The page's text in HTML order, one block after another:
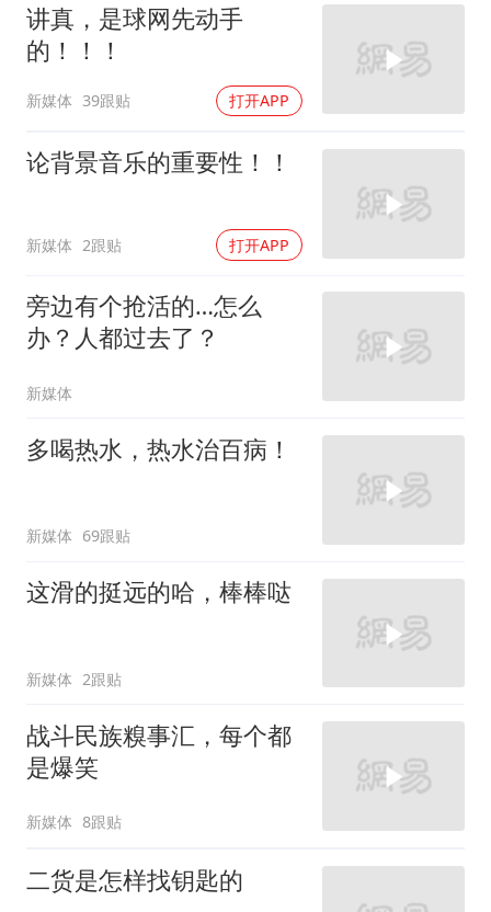
讲真，是球网先动手
的！！！
新媒体 39跟贴 打开APP
论背景音乐的重要性！！
新媒体 2跟贴 打开APP
旁边有个抢活的…怎么
办？人都过去了？
新媒体
多喝热水，热水治百病！
新媒体 69跟贴
这滑的挺远的哈，棒棒哒
新媒体 2跟贴
战斗民族糗事汇，每个都
是爆笑
新媒体 8跟贴
二货是怎样找钥匙的